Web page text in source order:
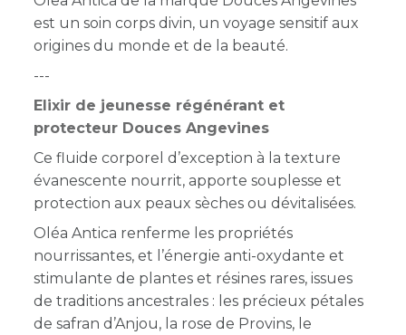
est un soin corps divin, un voyage sensitif aux
origines du monde et de la beauté.
---
Elixir de jeunesse régénérant et
protecteur Douces Angevines
Ce fluide corporel d’exception à la texture
évanescente nourrit, apporte souplesse et
protection aux peaux sèches ou dévitalisées.
Oléa Antica renferme les propriétés
nourrissantes, et l’énergie anti-oxydante et
stimulante de plantes et résines rares, issues
de traditions ancestrales : les précieux pétales
de safran d’Anjou, la rose de Provins, le